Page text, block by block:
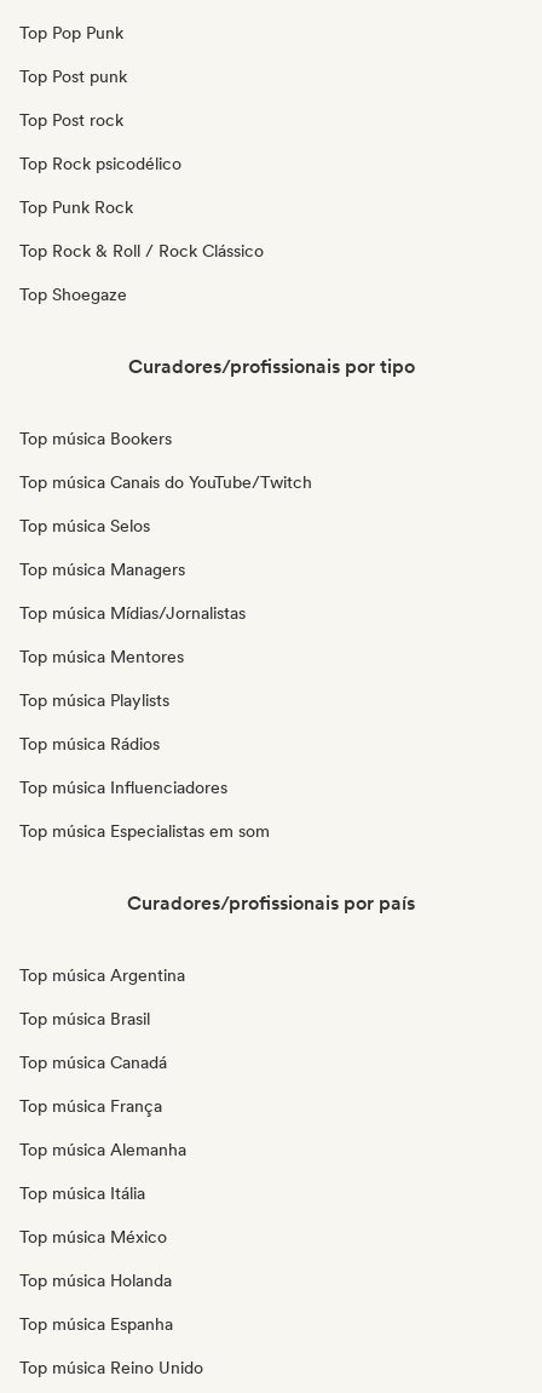
Top Pop Punk
Top Post punk
Top Post rock
Top Rock psicodélico
Top Punk Rock
Top Rock & Roll / Rock Clássico
Top Shoegaze
Curadores/profissionais por tipo
Top música Bookers
Top música Canais do YouTube/Twitch
Top música Selos
Top música Managers
Top música Mídias/Jornalistas
Top música Mentores
Top música Playlists
Top música Rádios
Top música Influenciadores
Top música Especialistas em som
Curadores/profissionais por país
Top música Argentina
Top música Brasil
Top música Canadá
Top música França
Top música Alemanha
Top música Itália
Top música México
Top música Holanda
Top música Espanha
Top música Reino Unido